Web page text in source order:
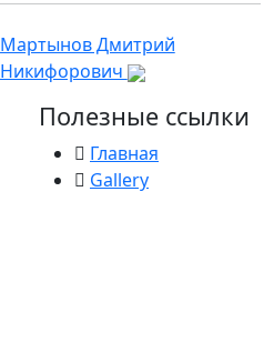
Мартынов Дмитрий
Никифорович
Полезные ссылки
Главная
Gallery